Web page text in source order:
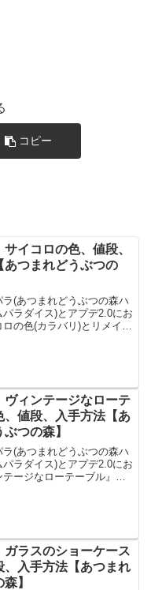
コピー
サイコロの色、値段、
あつまれどうぶつの
ラ(あつまれどうぶつの森ハ
パラダイス)とアプデ2.0にお
の色(カラバリ)とリメイ
ヴィンテージなローテ
、値段、入手方法【あ
つの森】
ラ(あつまれどうぶつの森ハ
パラダイス)とアプデ2.0にお
ージなローテーブル』の
ガラスのショーケース
、入手方法【あつまれ
】